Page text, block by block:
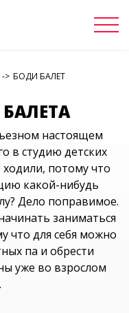
-> БОДИ БАЛЕТ
настоящем
в студию детских
потому что
какой-нибудь
Дело поправимое.
заниматься
что для себя можно
па и обрести
уже во взрослом